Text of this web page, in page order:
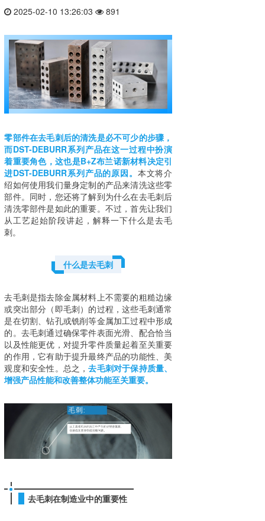
2025-02-10 13:26:03 891
零部件在去毛刺后的清洗是必不可少的步骤，
而DST-DEBURR系列产品在这一过程中扮演
着重要角色，这也是B+Z布兰诺新材料决定引
进DST-DEBURR系列产品的原因。 本文将介
绍如何使用我们量身定制的产品来清洗这些零
部件。同时，您还将了解到为什么在去毛刺后
清洗零部件是如此的重要。不过，首先让我们
从工艺起始阶段讲起，解释一下什么是去毛
刺。
什么是去毛刺
去毛刺是指去除金属材料上不需要的粗糙边缘
或突出部分（即毛刺）的过程，这些毛刺通常
是在切割、钻孔或铣削等金属加工过程中形成
的。去毛刺通过确保零件表面光滑、配合恰当
以及性能更优，对提升零件质量起着至关重要
的作用，它有助于提升最终产品的功能性、美
观度和安全性。总之，去毛刺对于保持质量、
增强产品性能和改善整体功能至关重要。
去毛刺在制造业中的重要性